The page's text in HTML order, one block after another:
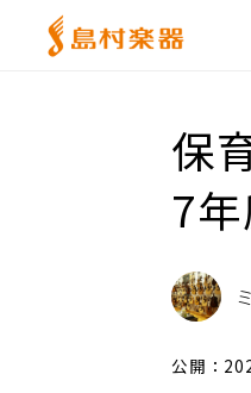
保
7
公開：